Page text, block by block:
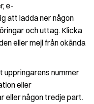
e-
att ladda ner någon
och uttag. Klicka
eller mejl från okända
uppringarens nummer
eller
eller någon tredje part.